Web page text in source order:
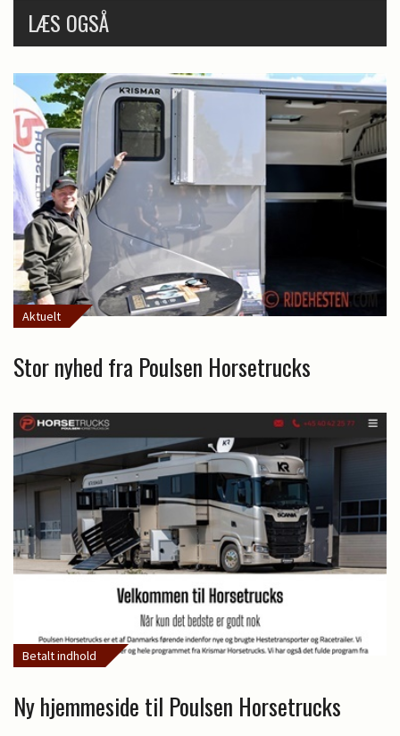
LÆS OGSÅ
Aktuelt
Stor nyhed fra Poulsen Horsetrucks
Betalt indhold
Ny hjemmeside til Poulsen Horsetrucks